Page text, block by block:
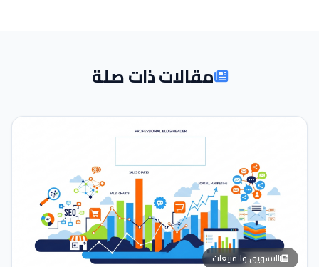
مقالات ذات صلة
التسويق والمبيعات